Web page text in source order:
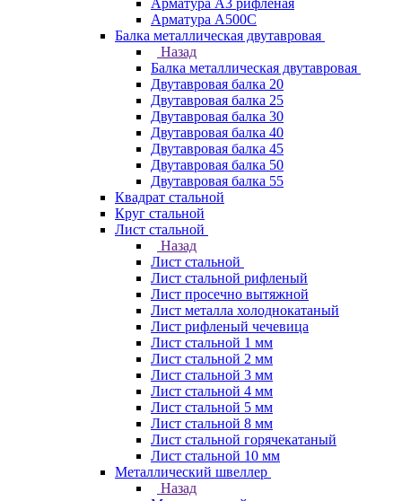
Арматура А3 рифленая
Арматура А500С
Балка металлическая двутавровая
Назад
Балка металлическая двутавровая
Двутавровая балка 20
Двутавровая балка 25
Двутавровая балка 30
Двутавровая балка 40
Двутавровая балка 45
Двутавровая балка 50
Двутавровая балка 55
Квадрат стальной
Круг стальной
Лист стальной
Назад
Лист стальной
Лист стальной рифленый
Лист просечно вытяжной
Лист металла холоднокатаный
Лист рифленый чечевица
Лист стальной 1 мм
Лист стальной 2 мм
Лист стальной 3 мм
Лист стальной 4 мм
Лист стальной 5 мм
Лист стальной 8 мм
Лист стальной горячекатаный
Лист стальной 10 мм
Металлический швеллер
Назад